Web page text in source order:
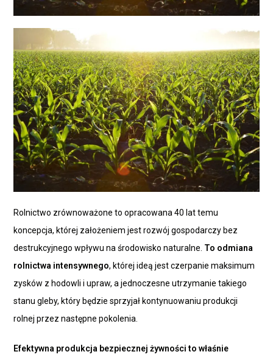
Rolnictwo zrównoważone to opracowana 40 lat temu
koncepcja, której założeniem jest rozwój gospodarczy bez
destrukcyjnego wpływu na środowisko naturalne. To odmiana
rolnictwa intensywnego, której ideą jest czerpanie maksimum
zysków z hodowli i upraw, a jednoczesne utrzymanie takiego
stanu gleby, który będzie sprzyjał kontynuowaniu produkcji
rolnej przez następne pokolenia.
Efektywna produkcja bezpiecznej żywności to właśnie